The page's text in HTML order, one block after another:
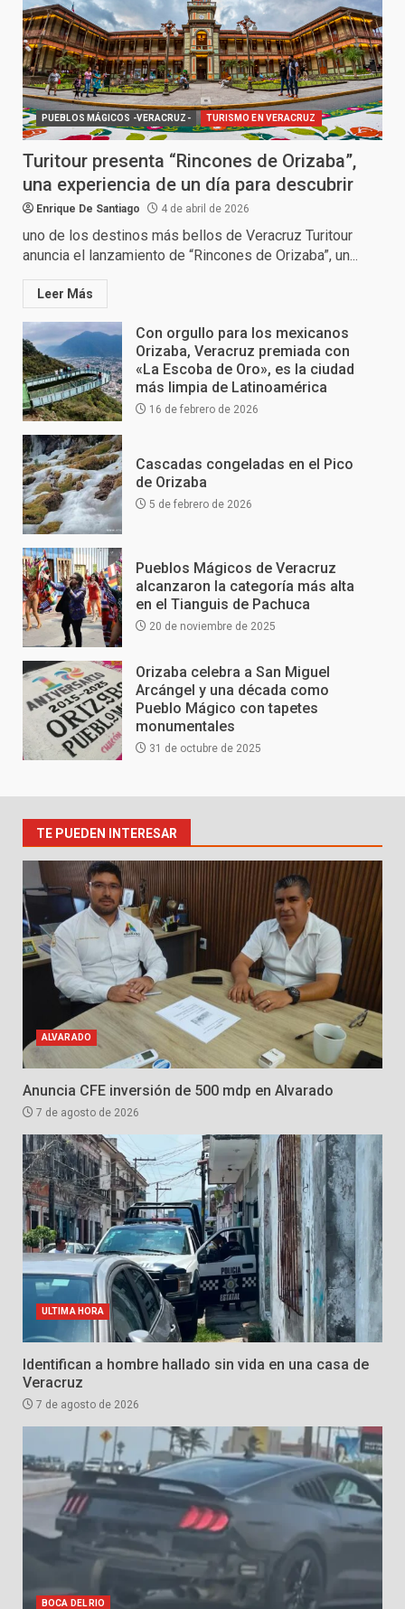
PUEBLOS MÁGICOS -VERACRUZ- TURISMO EN VERACRUZ
Turitour presenta “Rincones de Orizaba”,
una experiencia de un día para descubrir
Enrique De Santiago 4 de abril de 2026
uno de los destinos más bellos de Veracruz Turitour
anuncia el lanzamiento de “Rincones de Orizaba”, un...
Leer Más
Con orgullo para los mexicanos
Orizaba, Veracruz premiada con
«La Escoba de Oro», es la ciudad
más limpia de Latinoamérica
16 de febrero de 2026
Cascadas congeladas en el Pico
de Orizaba
5 de febrero de 2026
Pueblos Mágicos de Veracruz
alcanzaron la categoría más alta
en el Tianguis de Pachuca
20 de noviembre de 2025
Orizaba celebra a San Miguel
Arcángel y una década como
Pueblo Mágico con tapetes
monumentales
31 de octubre de 2025
TE PUEDEN INTERESAR
ALVARADO
Anuncia CFE inversión de 500 mdp en Alvarado
7 de agosto de 2026
ULTIMA HORA
Identifican a hombre hallado sin vida en una casa de
Veracruz
7 de agosto de 2026
BOCA DEL RIO